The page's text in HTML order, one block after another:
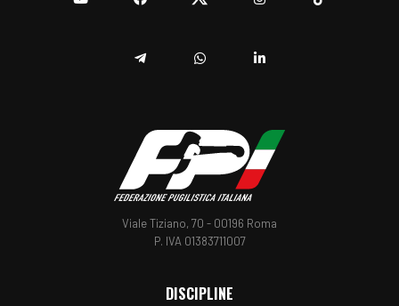
Viale Tiziano, 70 - 00196 Roma
P. IVA 01383711007
DISCIPLINE